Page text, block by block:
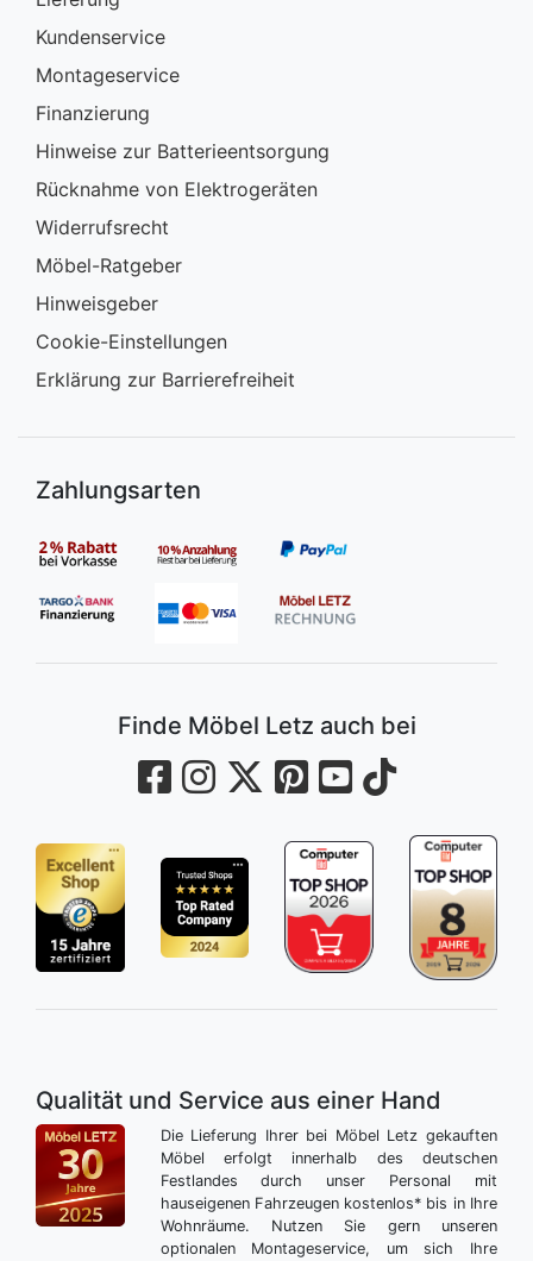
Kundenservice
Montageservice
Finanzierung
Hinweise zur Batterieentsorgung
Rücknahme von Elektrogeräten
Widerrufsrecht
Möbel-Ratgeber
Hinweisgeber
Cookie-Einstellungen
Erklärung zur Barrierefreiheit
Zahlungsarten
Finde Möbel Letz auch bei
Qualität und Service aus einer Hand
Die Lieferung Ihrer bei Möbel Letz gekauften
Möbel erfolgt innerhalb des deutschen
Festlandes durch unser Personal mit
hauseigenen Fahrzeugen kostenlos* bis in Ihre
Wohnräume. Nutzen Sie gern unseren
optionalen Montageservice, um sich Ihre